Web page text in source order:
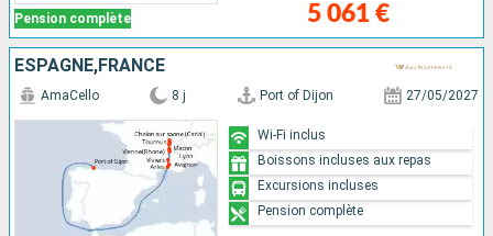
Pension complète 5 061 €
ESPAGNE,FRANCE
AmaCello 8 j Port of Dijon 27/05/2027
Wi-Fi inclus
Boissons incluses aux repas
Excursions incluses
Pension complète